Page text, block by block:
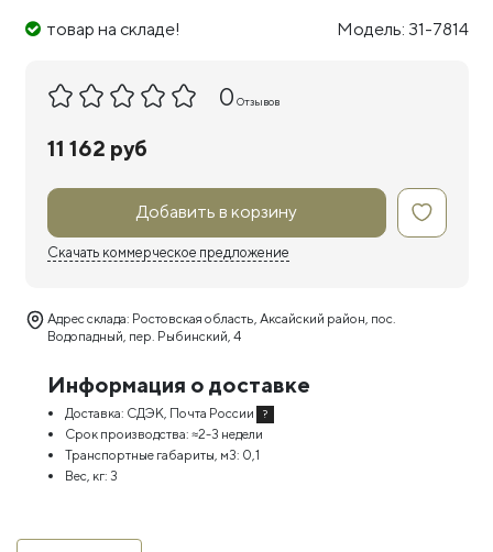
товар на складе! Модель: 31-7814
0 Отзывов
11 162 руб
Добавить в корзину
Скачать коммерческое предложение
Адрес склада: Ростовская область, Аксайский район, пос.
Водопадный, пер. Рыбинский, 4
Информация о доставке
Доставка: СДЭК, Почта России ?
Срок производства: ≈2-3 недели
Транспортные габариты, м3: 0,1
Вес, кг: 3